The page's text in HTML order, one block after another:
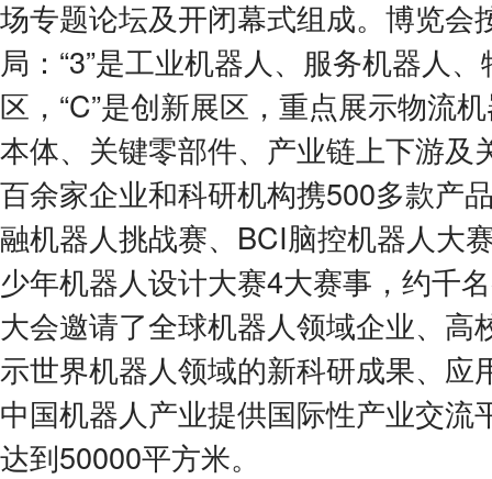
场专题论坛及开闭幕式组成。博览会
局：“3”是工业机器人、服务机器人
区，“C”是创新展区，重点展示物流
本体、关键零部件、产业链上下游及
百余家企业和科研机构携500多款产
融机器人挑战赛、BCI脑控机器人大
少年机器人设计大赛4大赛事，约千
大会邀请了全球机器人领域企业、高
示世界机器人领域的新科研成果、应
中国机器人产业提供国际性产业交流
达到50000平方米。